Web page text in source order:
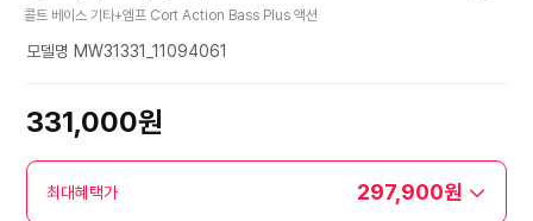
콜트 베이스 기타+엠프 Cort Action Bass Plus 액션
모델명 MW31331_11094061
331,000원
최대혜택가 297,900원